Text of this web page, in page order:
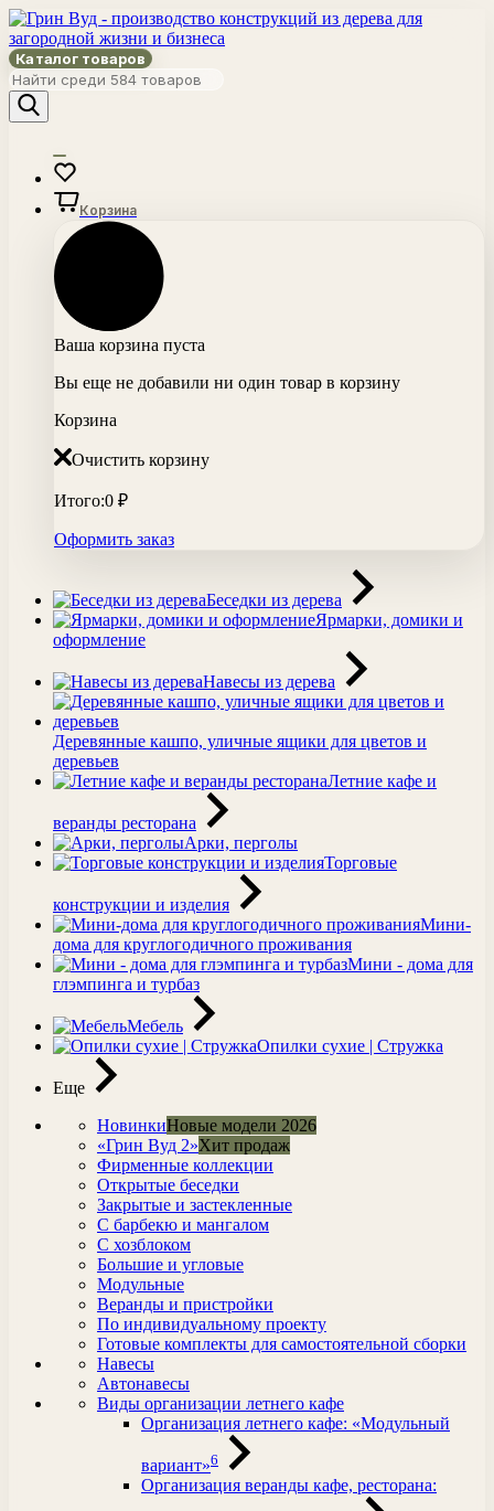
Каталог товаров
Корзина
Ваша корзина пуста
Вы еще не добавили ни один товар в корзину
Корзина
Очистить корзину
Итого:0 ₽
Оформить заказ
Беседки из дерева
Ярмарки, домики и
оформление
Навесы из дерева
Деревянные кашпо, уличные ящики для цветов и
деревьев
Летние кафе и
веранды ресторана
Арки, перголы
Торговые
конструкции и изделия
Мини-
дома для круглогодичного проживания
Мини - дома для
глэмпинга и турбаз
Мебель
Опилки сухие | Стружка
Еще
НовинкиНовые модели 2026
«Грин Вуд 2»Хит продаж
Фирменные коллекции
Открытые беседки
Закрытые и застекленные
С барбекю и мангалом
С хозблоком
Большие и угловые
Модульные
Веранды и пристройки
По индивидуальному проекту
Готовые комплекты для самостоятельной сборки
Навесы
Автонавесы
Виды организации летнего кафе
Организация летнего кафе: «Модульный
вариант»6
Организация веранды кафе, ресторана: